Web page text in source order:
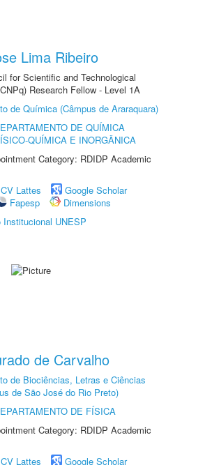
Lima Ribeiro
for Scientific and Technological
Research Fellow - Level 1A
de Química (Câmpus de Araraquara)
DE QUÍMICA
QUÍMICA E INORGÂNICA
Category: RDIDP Academic
CV Lattes
Google Scholar
Fapesp
Dimensions
Institucional UNESP
de Carvalho
de Biociências, Letras e Ciências
de São José do Rio Preto)
DE FÍSICA
Category: RDIDP Academic
CV Lattes
Google Scholar